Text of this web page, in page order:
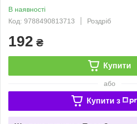
В наявності
Код: 9788490813713
Роздріб
192 ₴
Купити
або
Купити з